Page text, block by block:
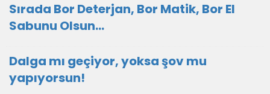
Sırada Bor Deterjan, Bor Matik, Bor El
Sabunu Olsun…
Dalga mı geçiyor, yoksa şov mu
yapıyorsun!